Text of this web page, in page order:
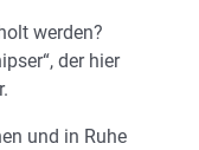
werden?
der hier
und in Ruhe